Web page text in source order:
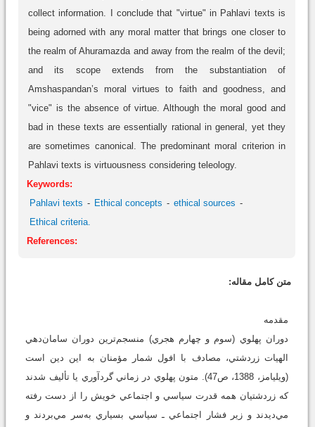
collect information. I conclude that "virtue" in Pahlavi texts is
being adorned with any moral matter that brings one closer to
the realm of Ahuramazda and away from the realm of the devil;
and its scope extends from the substantiation of
Amshaspandan’s moral virtues to faith and goodness, and
"vice" is the absence of virtue. Although the moral good and
bad in these texts are essentially rational in general, yet they
are sometimes canonical. The predominant moral criterion in
Pahlavi texts is virtuousness considering teleology.
Keywords:
Pahlavi texts
Ethical concepts
ethical sources
Ethical criteria.
References:
متن کامل مقاله:
مقدمه
دوران پهلوي (سوم و چهارم هجري) منسجم‌ترين دوران سامان‌دهي
الهيات زردشتي، مصادف با افول شمار مؤمنان به اين دين است
(ويليامز، 1388، ص47). متون پهلوي در زماني گردآوري يا تأليف شدند
که زردشتيان همه قدرت سياسي و اجتماعي خويش را از دست رفته
مي‌ديدند و زير فشار اجتماعي ـ سياسي بسياري به‌سر مي‌بردند و